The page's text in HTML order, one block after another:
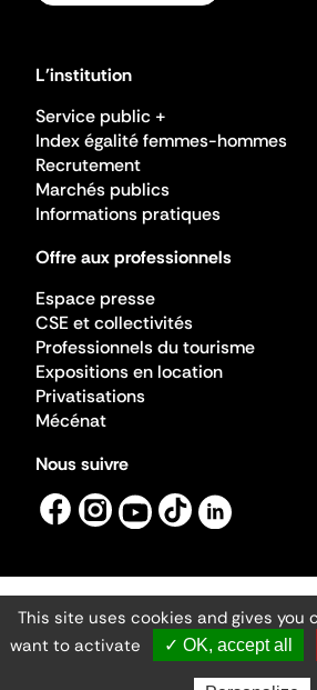
L'institution
Service public +
Index égalité femmes-hommes
Recrutement
Marchés publics
Informations pratiques
Offre aux professionnels
Espace presse
CSE et collectivités
Professionnels du tourisme
Expositions en location
Privatisations
Mécénat
Nous suivre
Mentions légales
Gestion des
Accessibilité
Ministère de la Culture
- Cité de l'architecture et du
This site uses cookies and gives you
want to activate
✓ OK, accept all